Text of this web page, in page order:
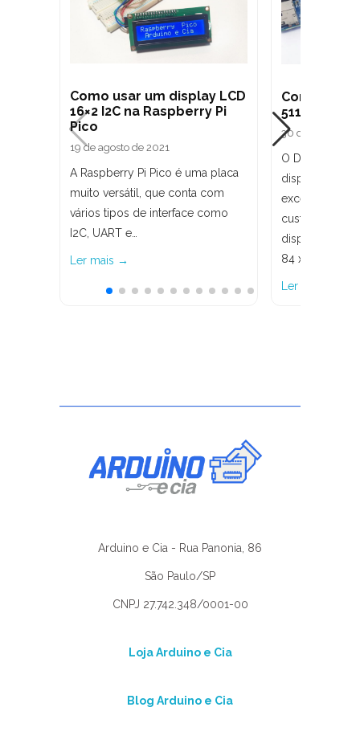
Como usar um display LCD
16×2 I2C na Raspberry Pi
Pico
19 de agosto de 2021
A Raspberry Pi Pico é uma placa
muito versátil, que conta com
vários tipos de interface como
I2C, UART e…
Ler mais →
Como usar
5110 com
30 de junho de
O Display
display LCD
excelente
custo/
display
84 x 48…
Ler mais →
Arduino e Cia - Rua Panonia, 86
São Paulo/SP
CNPJ 27.742.348/0001-00
Loja Arduino e Cia
Blog Arduino e Cia